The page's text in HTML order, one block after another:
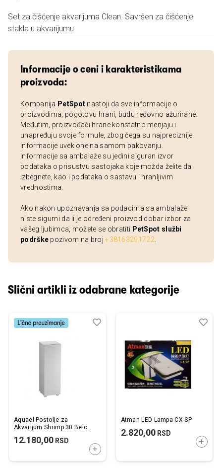
Set za čišćenje akvarijuma Clean. Savršen za čišćenje
stakla u akvarijumu.
Informacije o ceni i karakteristikama
proizvoda:
Kompanija PetSpot nastoji da sve informacije o
proizvodima, pogotovu hrani, budu redovno ažurirane.
Međutim, proizvođači hrane konstatno menjaju i
unapređuju svoje formule, zbog čega su najpreciznije
informacije uvek one na samom pakovanju.
Informacije sa ambalaže su jedini siguran izvor
podataka o prisustvu sastojaka koje možda želite da
izbegnete, kao i podataka o sastavu i hranljivim
vrednostima.
Ako nakon upoznavanja sa podacima sa ambalaže
niste sigurni da li je određeni proizvod dobar izbor za
vašeg ljubimca, možete se obratiti PetSpot službi
podrške pozivom na broj+38163291722
Slični artikli iz odabrane kategorije
Aquael Postolje za
Akvarijum Shrimp 30 Belo
12.180,00 RSD
DODAJTE U KORPU
Dodaj
Uporedi
Atman LED Lampa CX-SP
2.820,00RSD